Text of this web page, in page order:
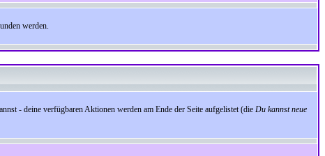
werden.
- deine verfügbaren Aktionen werden am Ende der Seite aufgelistet (die Du kannst neue